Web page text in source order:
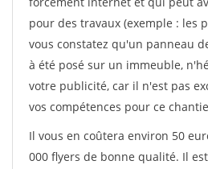
pour des travaux (exemple : les
vous constatez qu'un panneau
à été posé sur un immeuble,
votre publicité, car il n'est pas
vos compétences pour ce
Il vous en coûtera environ 50
000 flyers de bonne qualité. Il